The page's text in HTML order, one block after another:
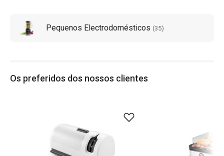
Pequenos Electrodomésticos (35)
Os preferidos dos nossos clientes